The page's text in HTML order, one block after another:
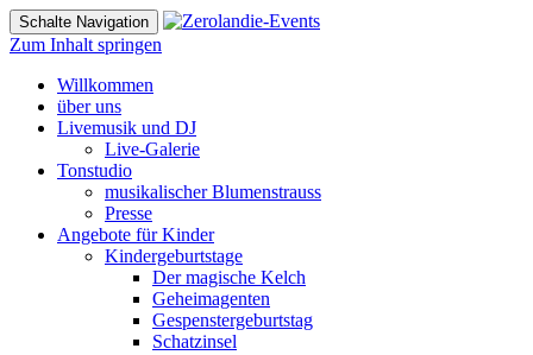
Schalte Navigation
Zum Inhalt springen
Willkommen
über uns
Livemusik und DJ
Live-Galerie
Tonstudio
musikalischer Blumenstrauss
Presse
Angebote für Kinder
Kindergeburtstage
Der magische Kelch
Geheimagenten
Gespenstergeburtstag
Schatzinsel